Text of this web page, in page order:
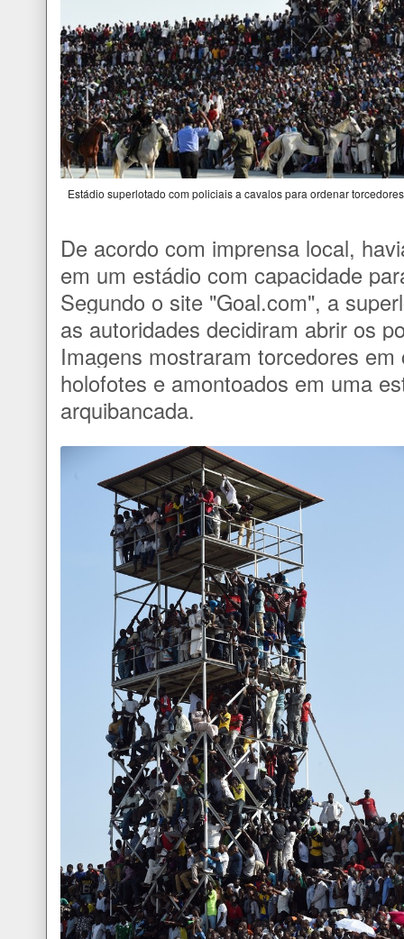
Estádio superlotado com policiais a cavalos para ordenar
De acordo com imprensa local,
em um estádio com capacidade
Segundo o site "Goal.com", a
as autoridades decidiram abrir os
Imagens mostraram torcedores
holofotes e amontoados em uma
arquibancada.